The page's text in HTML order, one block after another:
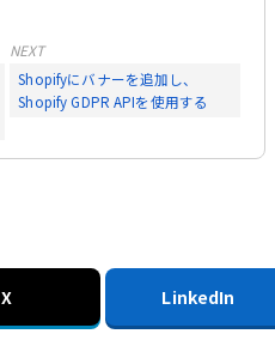
NEXT
Shopifyにバナーを追加し、
Shopify GDPR APIを使用する
X LinkedIn